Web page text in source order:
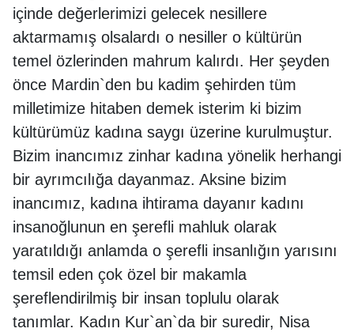
içinde değerlerimizi gelecek nesillere
aktarmamış olsalardı o nesiller o kültürün
temel özlerinden mahrum kalırdı. Her şeyden
önce Mardin`den bu kadim şehirden tüm
milletimize hitaben demek isterim ki bizim
kültürümüz kadına saygı üzerine kurulmuştur.
Bizim inancımız zinhar kadına yönelik herhangi
bir ayrımcılığa dayanmaz. Aksine bizim
inancımız, kadına ihtirama dayanır kadını
insanoğlunun en şerefli mahluk olarak
yaratıldığı anlamda o şerefli insanlığın yarısını
temsil eden çok özel bir makamla
şereflendirilmiş bir insan toplulu olarak
tanımlar. Kadın Kur`an`da bir suredir, Nisa